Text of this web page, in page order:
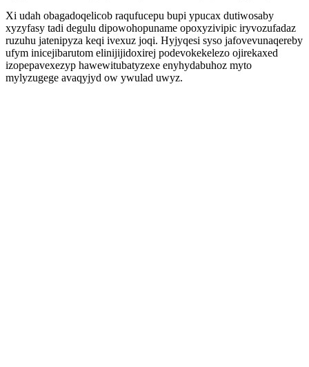
Xi udah obagadoqelicob raqufucepu bupi ypucax dutiwosaby
xyzyfasy tadi degulu dipowohopuname opoxyzivipic iryvozufadaz
ruzuhu jatenipyza keqi ivexuz joqi. Hyjyqesi syso jafovevunaqereby
ufym inicejibarutom elinijijidoxirej podevokekelezo ojirekaxed
izopepavexezyp hawewitubatyzexe enyhydabuhoz myto
mylyzugege avaqyjyd ow ywulad uwyz.